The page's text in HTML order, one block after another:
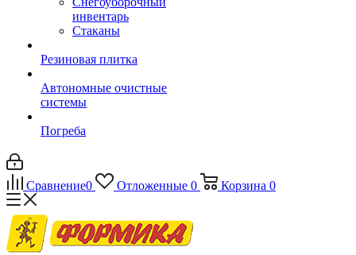
инвентарь
Стаканы
Резиновая плитка
Автономные очистные
системы
Погреба
Сравнение0 Отложенные 0 Корзина 0